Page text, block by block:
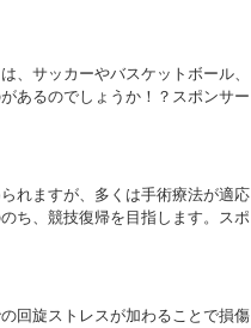
、サッカーやバスケットボール、
あるのでしょうか！？スポンサー
れますが、多くは手術療法が適応
ち、競技復帰を目指します。スポ
回旋ストレスが加わることで損傷